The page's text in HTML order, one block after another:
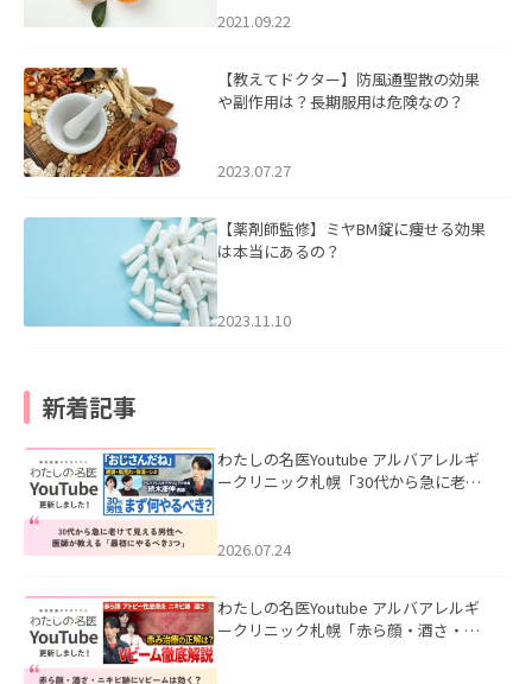
2021.09.22
【教えてドクター】防風通聖散の効果
や副作用は？長期服用は危険なの？
2023.07.27
【薬剤師監修】ミヤBM錠に痩せる効果
は本当にあるの？
2023.11.10
新着記事
わたしの名医Youtube アルバアレルギ
ークリニック札幌「30代から急に老け
た。
2026.07.24
わたしの名医Youtube アルバアレルギ
ークリニック札幌「赤ら顔・酒さ・ニ